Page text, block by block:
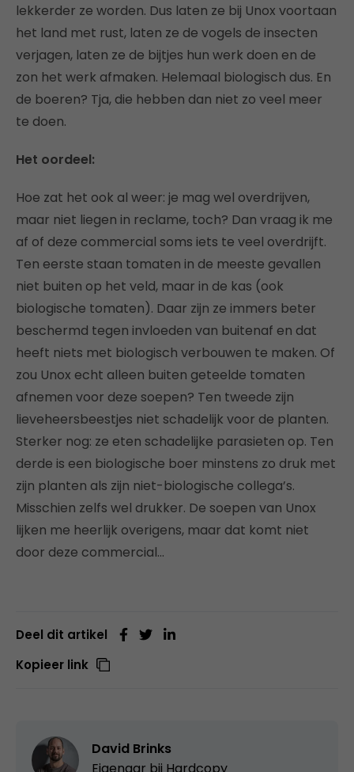
lekkerder ze worden. Dus laten ze bij Unox voortaan
het land met rust, laten ze de vogels de insecten
verjagen, laten ze de bijtjes hun werk doen en de
zon het werk afmaken. Helemaal biologisch dus. En
de boeren? Tja, die hebben dan niet zo veel meer
te doen.
Het oordeel:
Hoe zat het ook al weer: je mag wel overdrijven,
maar niet liegen in reclame, toch? Dan vraag ik me
af of deze commercial soms iets te veel overdrijft.
Ten eerste staan tomaten in de meeste gevallen
niet buiten op het veld, maar in de kas (ook
biologische tomaten). Daar zijn ze immers beter
beschermd tegen invloeden van buitenaf en dat
heeft niets met biologisch verbouwen te maken. Of
zou Unox echt alleen buiten geteelde tomaten
afnemen voor deze soepen? Ten tweede zijn
lieveheersbeestjes niet schadelijk voor de planten.
Sterker nog: ze eten schadelijke parasieten op. Ten
derde is een biologische boer minstens zo druk met
zijn planten als zijn niet-biologische collega’s.
Misschien zelfs wel drukker. De soepen van Unox
lijken me heerlijk overigens, maar dat komt niet
door deze commercial…
Deel dit artikel
Kopieer link
David Brinks
Eigenaar bij Hardcopy